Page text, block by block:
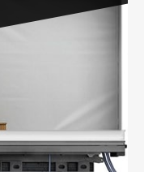
от 5 до
догруз
от 200 кг в
Попутные
юрлиц обходятся